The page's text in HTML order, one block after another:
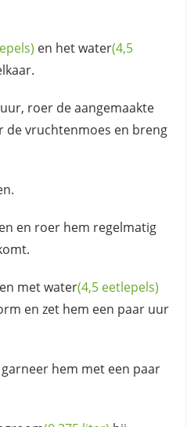
en hetwater(4,5
roer de aangemaakte
de vruchtenmoes en breng
en roer hem regelmatig
metwater(4,5 eetlepels)
en zet hem een paar uur
hem met een paar